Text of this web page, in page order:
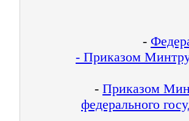
-
- Приказом
- Приказом
федерального